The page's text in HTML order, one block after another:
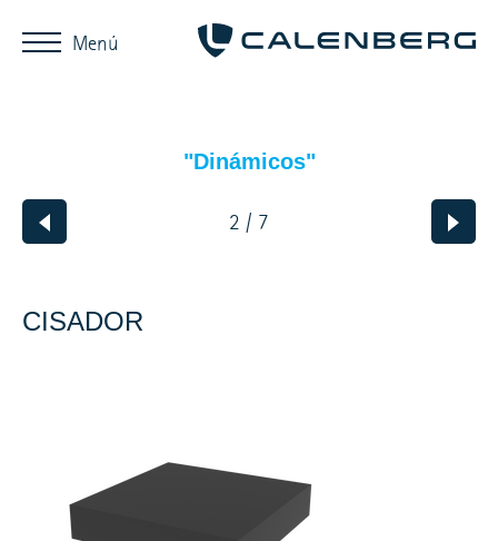
2 / 7
"Dinámicos"
CISADOR
Menú